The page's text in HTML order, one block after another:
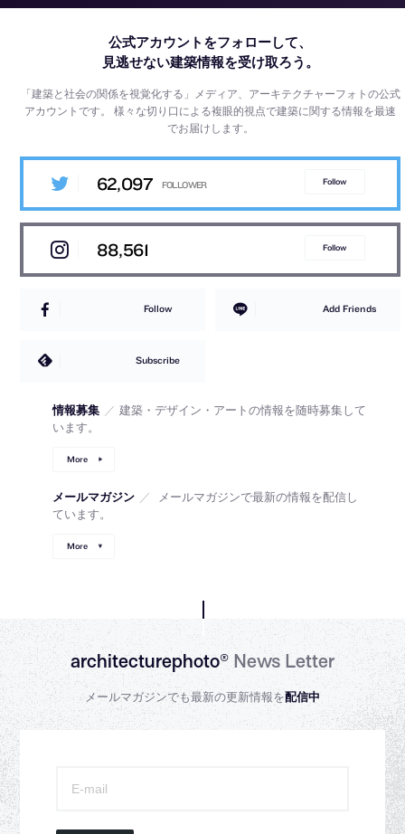
公式アカウントをフォローして、
見逃せない建築情報を受け取ろう。
「建築と社会の関係を視覚化する」メディア、アーキテクチャーフォトの公式
アカウントです。様々な切り口による複眼的視点で建築に関する情報を最速
でお届けします。
62,097 Follow
88,561 Follow
Follow Add Friends
Subscribe
情報募集 ／ 建築・デザイン・アートの情報を随時募集して
います。
More
メールマガジン ／
メールマガジンで最新の情報を配信し
ています。
More
architecturephoto®News Letter
メールマガジンでも最新の更新情報を配信中